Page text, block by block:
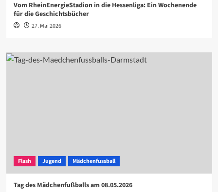
Vom RheinEnergieStadion in die Hessenliga: Ein Wochenende
für die Geschichtsbücher
27. Mai 2026
Flash Jugend Mädchenfussball
Tag des Mädchenfußballs am 08.05.2026